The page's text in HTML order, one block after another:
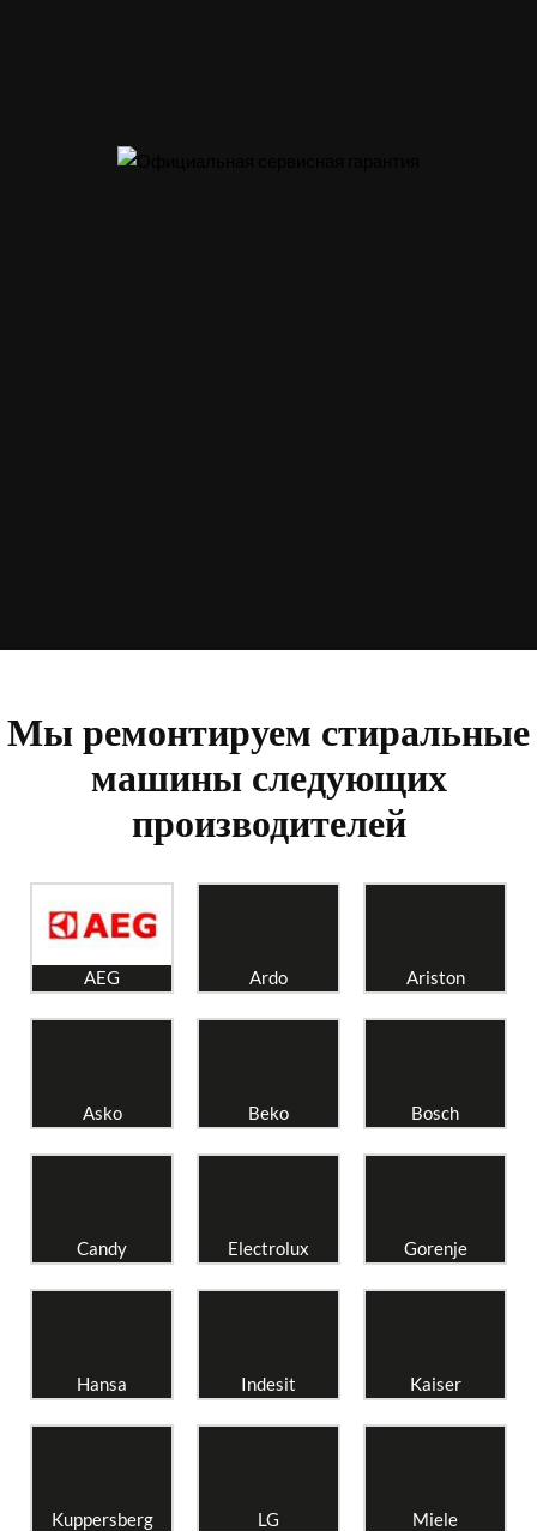
Мы ремонтируем стиральные
машины следующих
производителей
AEG Ardo Ariston
Asko Beko Bosch
Candy Electrolux Gorenje
Hansa Indesit Kaiser
Kuppersberg LG Miele